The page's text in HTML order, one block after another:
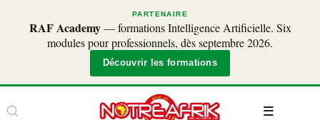
PARTENAIRE
RAF Academy— formations Intelligence Artificielle. Six
modules pour professionnels, dès septembre 2026.
Découvrir les formations